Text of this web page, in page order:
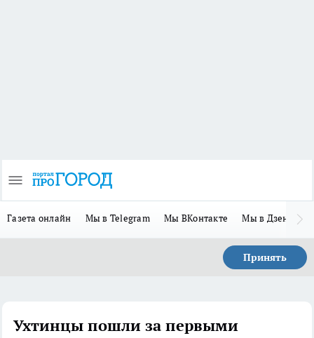
Газета онлайн Мы в Telegram Мы ВКонтакте Мы в Дзене
Принять
Ухтинцы пошли за первыми